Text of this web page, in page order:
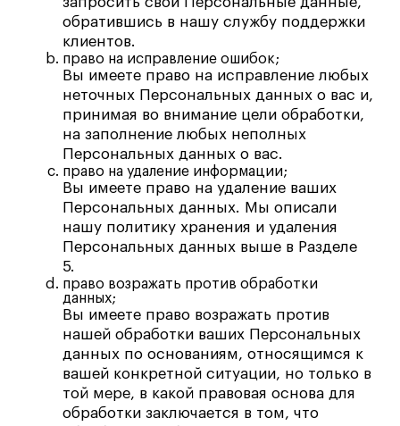
обратившись в нашу службу поддержки
клиентов.
право на исправление ошибок;
Вы имеете право на исправление любых
неточных Персональных данных о вас и,
принимая во внимание цели обработки,
на заполнение любых неполных
Персональных данных о вас.
право на удаление информации;
Вы имеете право на удаление ваших
Персональных данных. Мы описали
нашу политику хранения и удаления
Персональных данных выше в Разделе
5.
право возражать против обработки
данных;
Вы имеете право возражать против
нашей обработки ваших Персональных
данных по основаниям, относящимся к
вашей конкретной ситуации, но только в
той мере, в какой правовая основа для
обработки заключается в том, что